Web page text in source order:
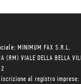
MINIMUM FAX S.R.L.
(RM) VIALE DELLA BELLA
iscrizione al registro